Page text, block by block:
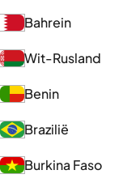
Bahrein
Wit-Rusland
Benin
Brazilië
Burkina Faso